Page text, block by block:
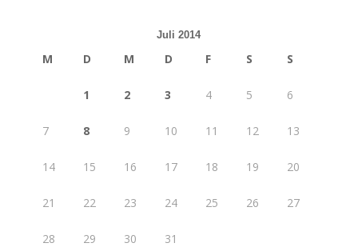
Juli 2014
M D M D F S S
1 2 3 4 5 6
7 8 9 10 11 12 13
14 15 16 17 18 19 20
21 22 23 24 25 26 27
28 29 30
31